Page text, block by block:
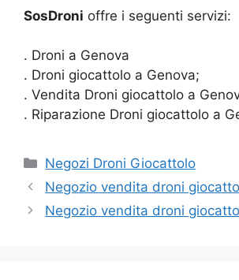
SosDroni offre i seguenti servizi:
. Droni a Genova
. Droni giocattolo a Genova;
. Vendita Droni giocattolo a
. Riparazione Droni giocattolo a
Categorie
Negozi Droni Giocattolo
Negozio vendita droni
Negozio vendita droni